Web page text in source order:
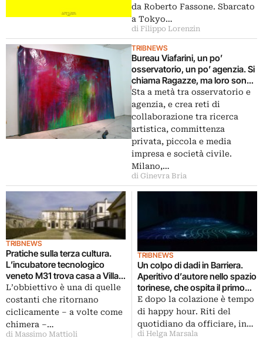
da Roberto Fassone. Sbarcato
a Tokyo…
di Filippo Lorenzin
TRIBNEWS
Bureau Viafarini, un po’
osservatorio, un po’ agenzia. Si
chiama Ragazze, ma loro sono
otto artisti italiani emergenti:
ecco le immagini della
presentazione milanese
Sta a metà tra osservatorio e
agenzia, e crea reti di
collaborazione tra ricerca
artistica, committenza
privata, piccola e media
impresa e società civile.
Milano,…
di Ginevra Bria
TRIBNEWS
Pratiche sulla terza cultura.
L’incubatore tecnologico
veneto M31 trova casa a Villa
Duodo di Monselice, di
Vincenzo Scamozzi. E celebra
l’evento mettendo i suoi
ingegneri al lavoro con i
giovani artisti
L’obbiettivo è una di quelle
costanti che ritornano
ciclicamente – a volte come
chimera –…
di Massimo Mattioli
TRIBNEWS
Un colpo di dadi in Barriera.
Aperitivo d’autore nello spazio
torinese, che ospita il primo
progetto di Resò Meet Up per
CRT. Gli artisti raccontano la
mostra
E dopo la colazione è tempo
di happy hour. Riti del
quotidiano da officiare, in…
di Helga Marsala